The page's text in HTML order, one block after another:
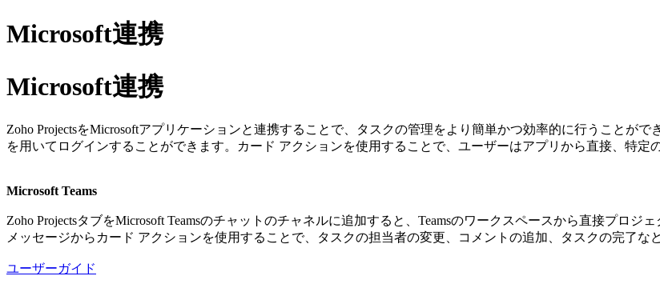
Microsoft連携
Microsoft連携
Zoho ProjectsをMicrosoftアプリケーションと連携することで、タスクの管理をより簡単かつ効率的に行うことが
を用いてログインすることができます。カード アクションを使用することで、ユーザーはアプリから直接、特定
Microsoft Teams
Zoho ProjectsタブをMicrosoft Teamsのチャットのチャネルに追加すると、Teamsのワークスペースから直接プロ
メッセージからカード アクションを使用することで、タスクの担当者の変更、コメントの追加、タスクの完了な
ユーザーガイド